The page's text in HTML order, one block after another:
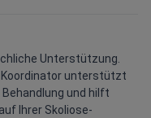
Unterstützung.
Koordinator unterstützt
Behandlung und hilft
Ihrer Skoliose-